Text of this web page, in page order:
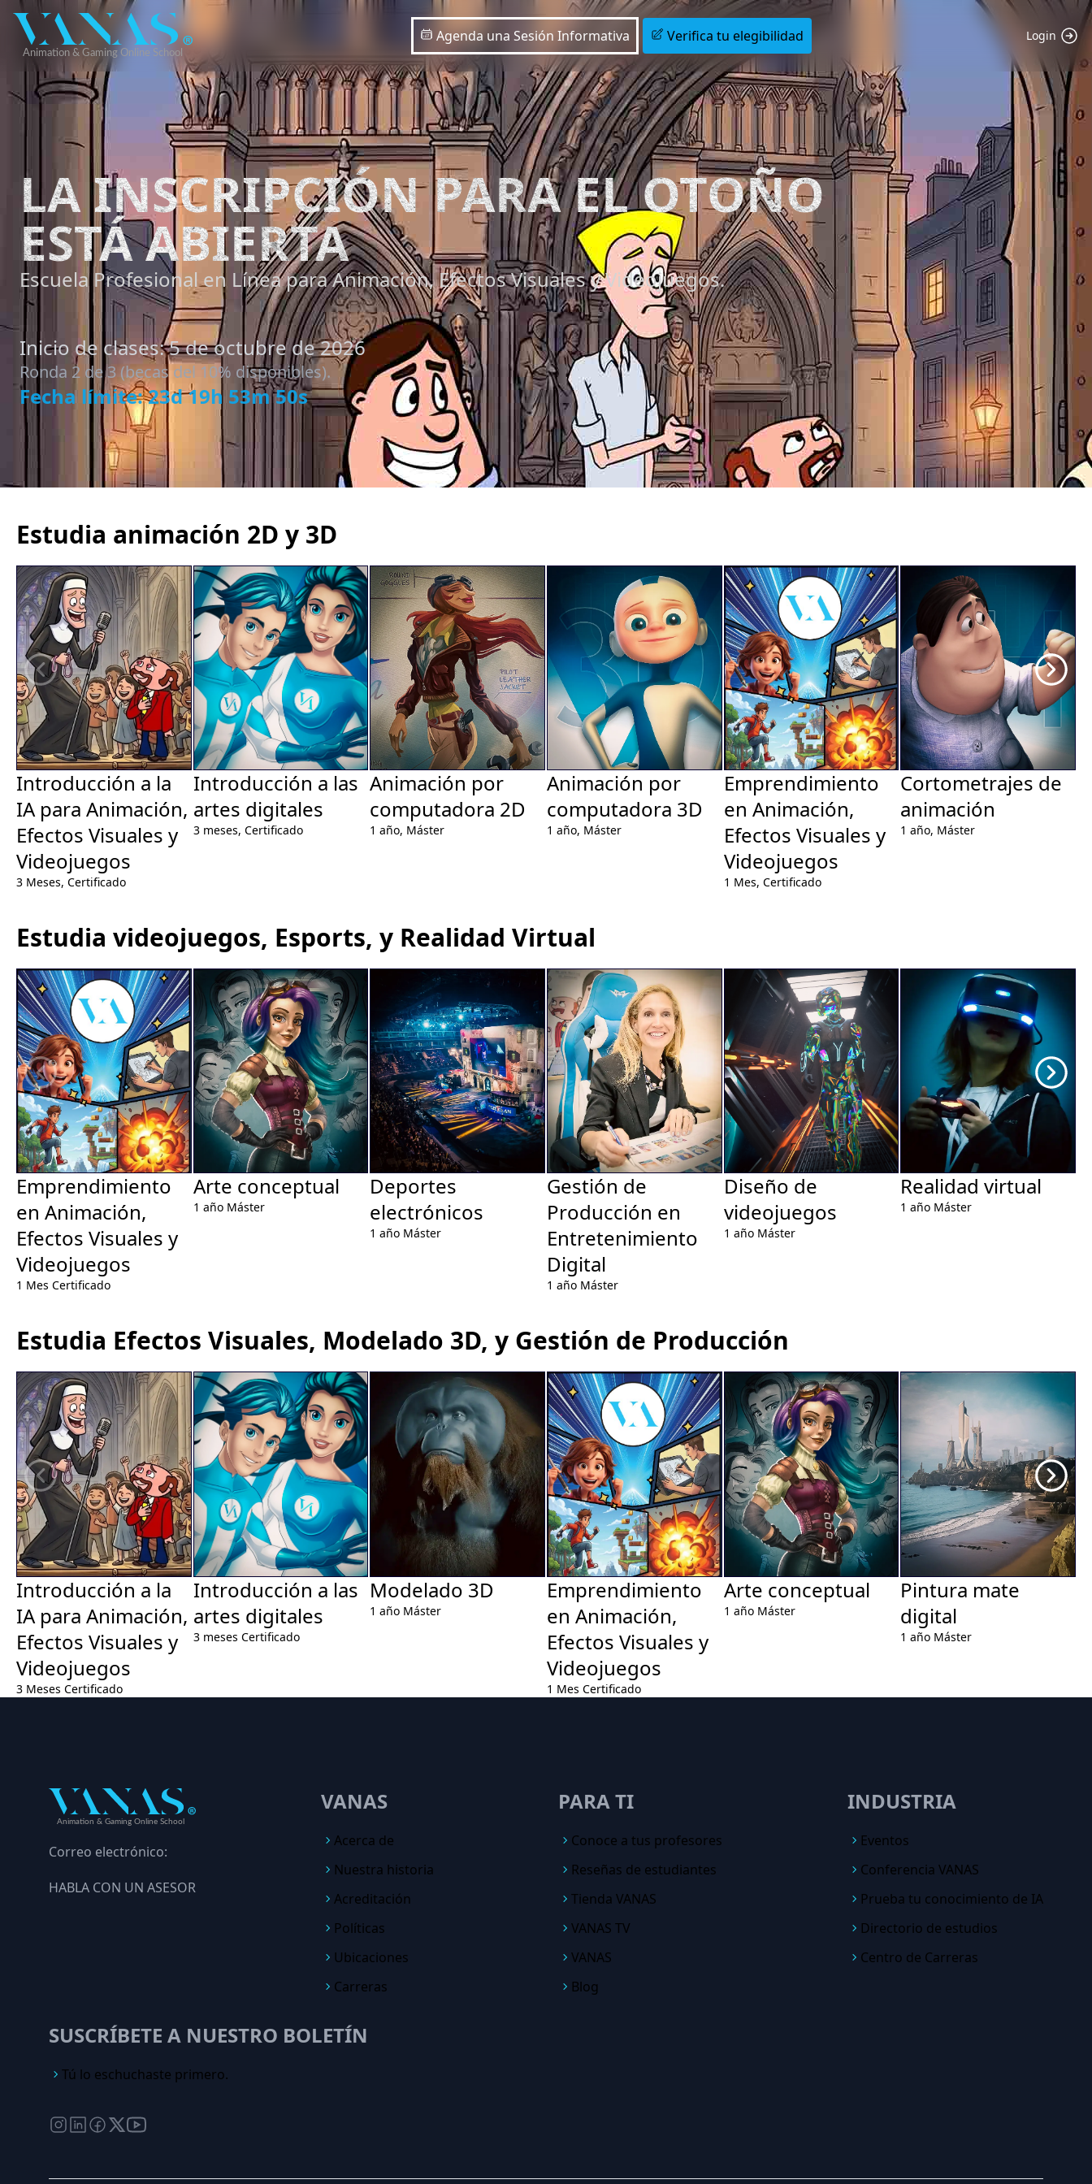
Agenda una Sesión Informativa Verifica tu elegibilidad Login
LA INSCRIPCIÓN PARA EL OTOÑO
ESTÁ ABIERTA
Escuela Profesional en Línea para Animación, Efectos Visuales y Videojuegos.
Inicio de clases: 5 de octubre de 2026
Ronda 2 de 3 (becas del 10% disponibles).
Fecha límite: 23d 19h 53m 48s
Estudia animación 2D y 3D
Introducción a la
IA para Animación,
Efectos Visuales y
Videojuegos
3 Meses, Certificado
Introducción a las
artes digitales
3 meses, Certificado
Animación por
computadora 2D
1 año, Máster
Animación por
computadora 3D
1 año, Máster
Emprendimiento
en Animación,
Efectos Visuales y
Videojuegos
1 Mes, Certificado
Cortometrajes de
animación
1 año, Máster
Estudia videojuegos, Esports, y Realidad Virtual
Emprendimiento
en Animación,
Efectos Visuales y
Videojuegos
1 Mes Certificado
Arte conceptual
1 año Máster
Deportes
electrónicos
1 año Máster
Gestión de
Producción en
Entretenimiento
Digital
1 año Máster
Diseño de
videojuegos
1 año Máster
Realidad virtual
1 año Máster
Estudia Efectos Visuales, Modelado 3D, y Gestión de Producción
Introducción a la
IA para Animación,
Efectos Visuales y
Videojuegos
3 Meses Certificado
Introducción a las
artes digitales
3 meses Certificado
Modelado 3D
1 año Máster
Emprendimiento
en Animación,
Efectos Visuales y
Videojuegos
1 Mes Certificado
Arte conceptual
1 año Máster
Pintura mate
digital
1 año Máster
Correo electrónico:
HABLA CON UN ASESOR
VANAS
Acerca de
Nuestra historia
Acreditación
Políticas
Ubicaciones
Carreras
PARA TI
Conoce a tus profesores
Reseñas de estudiantes
Tienda VANAS
VANAS TV
VANAS
Blog
INDUSTRIA
Eventos
Conferencia VANAS
Prueba tu conocimiento de IA
Directorio de estudios
Centro de Carreras
SUSCRÍBETE A NUESTRO BOLETÍN
Tú lo eschuchaste primero.